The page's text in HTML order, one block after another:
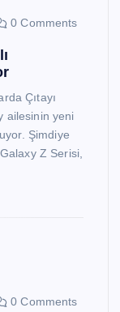
0 Comments
Çıtayı
ailesinin yeni
Şimdiye
Z Serisi,
0 Comments